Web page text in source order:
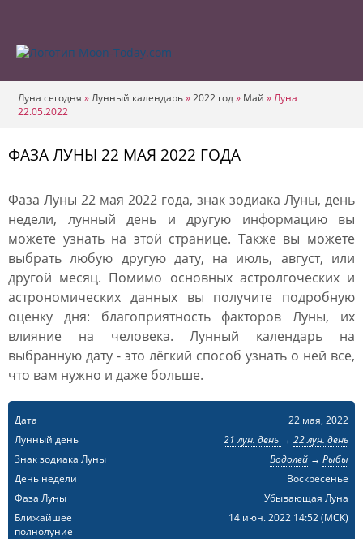
Луна сегодня »Лунный календарь»2022 год» Май »Луна
22.05.2022
ФАЗА ЛУНЫ 22 МАЯ 2022 ГОДА
Фаза Луны 22 мая 2022 года, знак зодиака Луны, день
недели, лунный день и другую информацию вы
можете узнать на этой странице. Также вы можете
выбрать любую другую дату, на июль, август, или
другой месяц. Помимо основных астролгоческих и
астрономических данных вы получите подробную
оценку дня: благоприятность факторов Луны, их
влияние на человека. Лунный календарь на
выбранную дату - это лёгкий способ узнать о ней все,
что вам нужно и даже больше.
Дата
22 мая, 2022
Лунный день
21 лун. день → 22 лун. день
Знак зодиака Луны
Водолей→ Рыбы
День недели
Воскресенье
Фаза Луны
Убывающая Луна
Ближайшее
полнолуние
14 июн. 2022 14:52(МСК)